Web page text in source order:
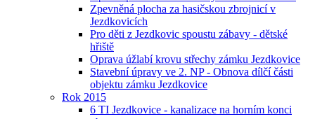
Zpevněná plocha za hasičskou zbrojnicí v
Jezdkovicích
Pro děti z Jezdkovic spoustu zábavy - dětské
hřiště
Oprava úžlabí krovu střechy zámku Jezdkovice
Stavební úpravy ve 2. NP - Obnova dílčí části
objektu zámku Jezdkovice
Rok 2015
6 TI Jezdkovice - kanalizace na horním konci